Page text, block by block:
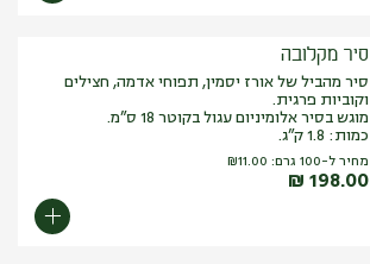
סיר מקלובה
סיר מהביל של אורז יסמין, תפוחי אדמה, חצילים
וקוביות פרגית.
מוגש בסיר אלומיניום עגול בקוטר 18 ס”מ.
כמות: 1.8 ק”ג.
מחיר ל-100 גרם: ₪11.00
₪ 198.00